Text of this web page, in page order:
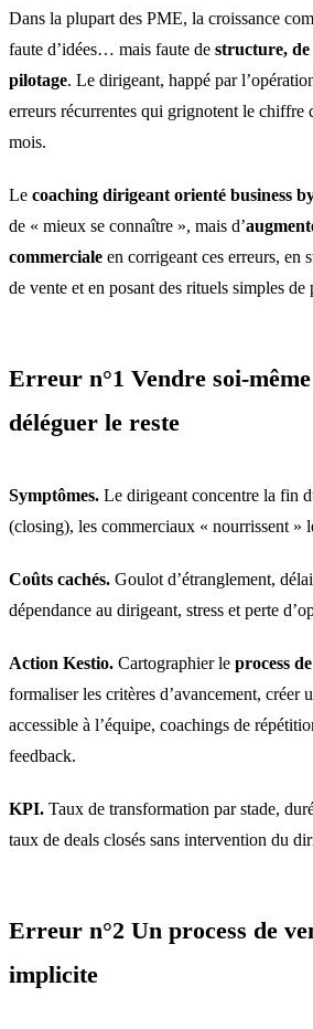
Dans la plupart des PME, la croissance
faute d’idées… mais faute de structure,
pilotage. Le dirigeant, happé par
erreurs récurrentes qui grignotent le chiffre
mois.
Le coaching dirigeant orienté business
de « mieux se connaître », mais d’
commerciale en corrigeant ces erreurs, en
de vente et en posant des rituels simples de
Erreur n°1 Vendre soi-
déléguer le reste
Symptômes. Le dirigeant concentre la fin
(closing), les commerciaux « nourrissent »
Coûts cachés. Goulot d’étranglement,
dépendance au dirigeant, stress et perte
Action Kestio. Cartographier le process
formaliser les critères d’avancement, créer
accessible à l’équipe, coachings de
feedback.
KPI. Taux de transformation par stade,
taux de deals closés sans intervention du
Erreur n°2 Un process de
implicite